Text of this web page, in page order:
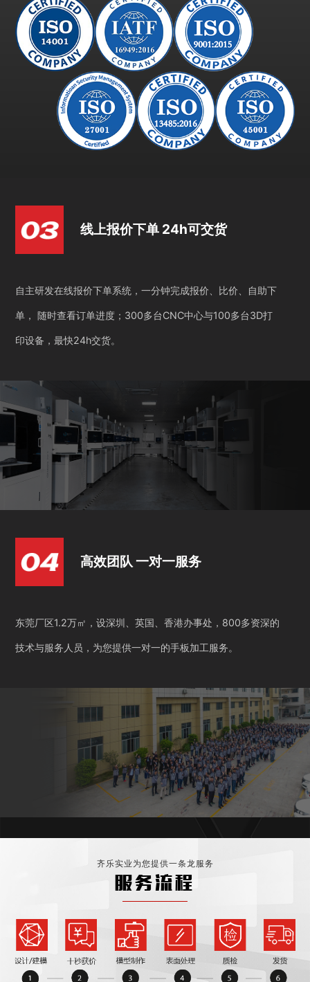
线上报价下单 24h可交货
自主研发在线报价下单系统，一分钟完成报价、比价、自助下
单， 随时查看订单进度；300多台CNC中心与100多台3D打
印设备，最快24h交货。
高效团队 一对一服务
东莞厂区1.2万㎡，设深圳、英国、香港办事处，800多资深的
技术与服务人员，为您提供一对一的手板加工服务。
齐乐实业为您提供一条龙服务
服务流程